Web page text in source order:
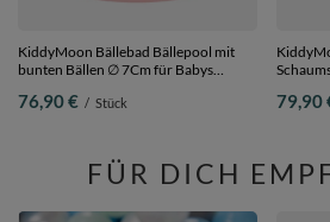
KiddyMoon Bällebad Bällepool mit
bunten Bällen ∅ 7Cm für Babys
x 30 cm 200 Bälle
76,90 € / Stück 79,90
FÜR DICH